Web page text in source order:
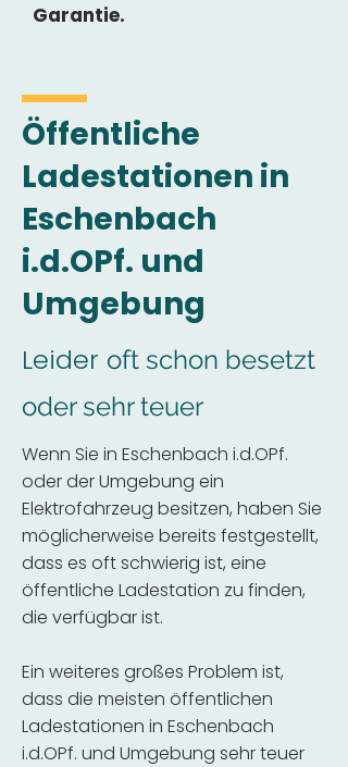
Garantie.
Öffentliche
Ladestationen in
Eschenbach
i.d.OPf. und
Umgebung
Leider oft schon besetzt
oder sehr teuer
Wenn Sie in Eschenbach i.d.OPf.
oder der Umgebung ein
Elektrofahrzeug besitzen, haben Sie
möglicherweise bereits festgestellt,
dass es oft schwierig ist, eine
öffentliche Ladestation zu finden,
die verfügbar ist.
Ein weiteres großes Problem ist,
dass die meisten öffentlichen
Ladestationen in Eschenbach
i.d.OPf. und Umgebung sehr teuer